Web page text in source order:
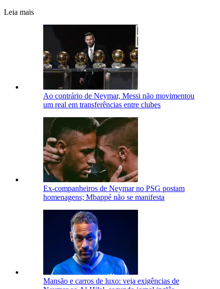
Leia mais
Ao contrário de Neymar, Messi não movimentou
um real em transferências entre clubes
Ex-companheiros de Neymar no PSG postam
homenagens; Mbappé não se manifesta
Mansão e carros de luxo: veja exigências de